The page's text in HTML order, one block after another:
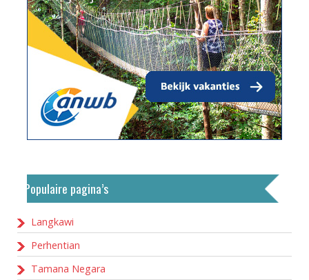
Populaire pagina’s
Langkawi
Perhentian
Tamana Negara